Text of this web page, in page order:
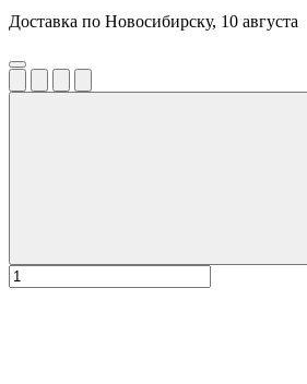
Доставка по Новосибирску, 10 августа